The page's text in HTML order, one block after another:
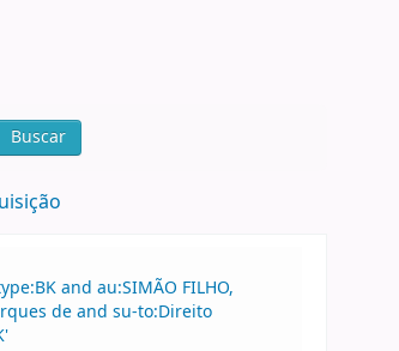
Buscar
and au:SIMÃO FILHO,
de and su-to:Direito